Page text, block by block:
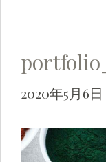
2020年5月6日